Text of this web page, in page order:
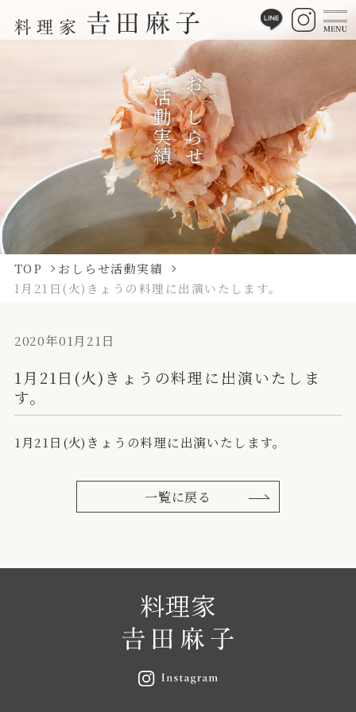
おしらせ
活動実績
TOP
おしらせ活動実績
1月21日(火)きょうの料理に出演いたします。
2020年01月21日
1月21日(火)きょうの料理に出演いたしま
す。
1月21日(火)きょうの料理に出演いたします。
一覧に戻る
料理家